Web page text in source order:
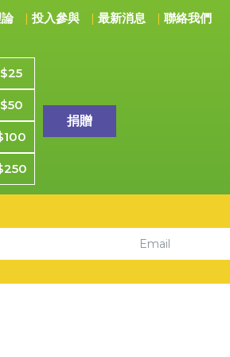
投入參與 最新消息 聯絡我們
款金額
$25
$50